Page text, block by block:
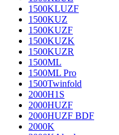
1500KLUZF
1500KUZ
1500KUZF
1500KUZK
1500KUZR
1500ML
1500ML Pro
1500Twinfold
2000H1S
2000HUZF
2000HUZF BDF
2000K